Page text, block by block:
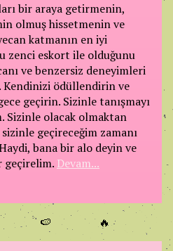
bir araya getirmenin,
olmuş hissetmenin ve
katmanın en iyi
zenci eskort ile olduğunu
ve benzersiz deneyimleri
Kendinizi ödüllendirin ve
geçirin. Sizinle tanışmayı
Sizinle olacak olmaktan
sizinle geçireceğim zamanı
bana bir alo deyin ve
geçirelim. Devam...
🍉 🔥